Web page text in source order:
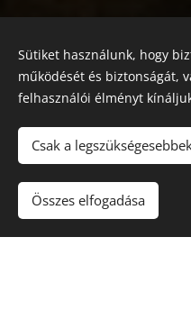
Országos azonosító:
Adószám: 19419028-1-
Sütiket használunk, hogy
működését és biztonságát,
felhasználói élményt
Csak a
Összes elfogadása